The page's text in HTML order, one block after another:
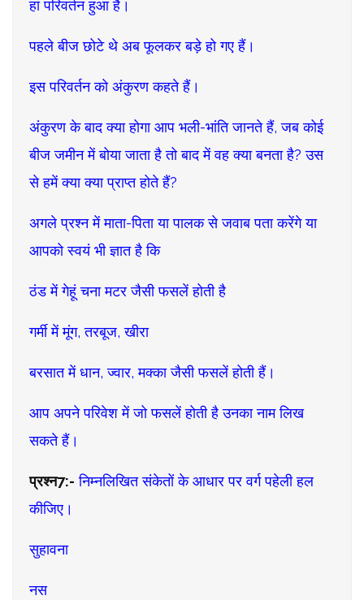
हां परिवर्तन हुआ है।
पहले बीज छोटे थे अब फूलकर बड़े हो गए हैं।
इस परिवर्तन को अंकुरण कहते हैं।
अंकुरण के बाद क्या होगा आप भली-भांति जानते हैं, जब कोई
बीज जमीन में बोया जाता है तो बाद में वह क्या बनता है? उस
से हमें क्या क्या प्राप्त होते हैं?
अगले प्रश्न में माता-पिता या पालक से जवाब पता करेंगे या
आपको स्वयं भी ज्ञात है कि
ठंड में गेहूं चना मटर जैसी फसलें होती है
गर्मी में मूंग, तरबूज, खीरा
बरसात में धान, ज्वार, मक्का जैसी फसलें होती हैं।
आप अपने परिवेश में जो फसलें होती है उनका नाम लिख
सकते हैं।
प्रश्न7:- निम्नलिखित संकेतों के आधार पर वर्ग पहेली हल
कीजिए।
सुहावना
नस